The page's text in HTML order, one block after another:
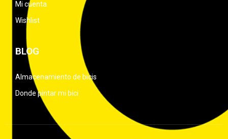
Mi cuenta
Wishlist
BLOG
Almacenamiento de bicis
Donde pintar mi bici